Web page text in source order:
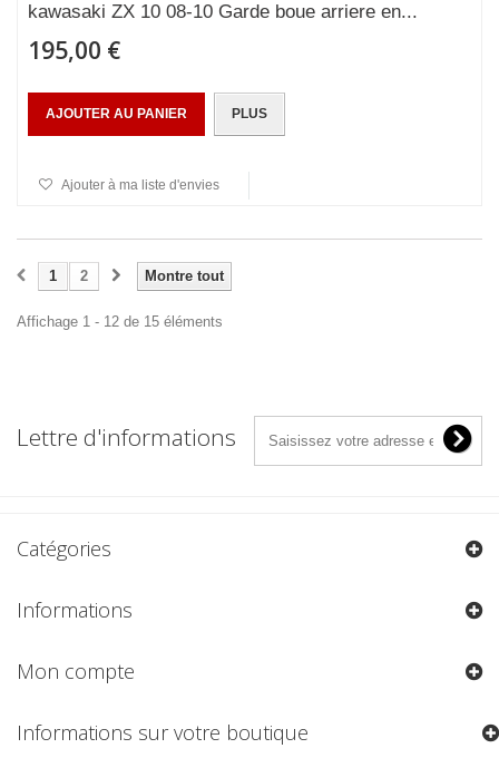
kawasaki ZX 10 08-10 Garde boue arriere en...
195,00 €
AJOUTER AU PANIER PLUS
Ajouter à ma liste d'envies
Montre tout
1 2
Affichage 1 - 12 de 15 éléments
Lettre d'informations
Catégories
Informations
Mon compte
Informations sur votre boutique